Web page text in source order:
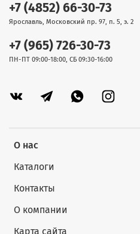
О нас
Каталоги
Контакты
О компании
Карта сайта
+7 (4852) 66-30-73
Ярославль, Московский пр. 97, п. 5, э. 2
+7 (965) 726-30-73
ПН-ПТ 09:00-18:00, СБ 09:30-16:00